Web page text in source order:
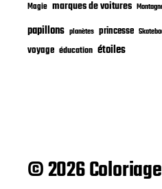
Magie marques de voitures
papillons planètes princesse
voyage éducation étoiles
© 2026